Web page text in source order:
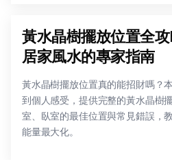
黃水晶樹擺放位置全
居家風水的專家指南
黃水晶樹擺放位置真的能招財嗎？
到個人感受，提供完整的黃水晶樹
室、臥室的最佳位置與常見錯誤，
能量最大化。